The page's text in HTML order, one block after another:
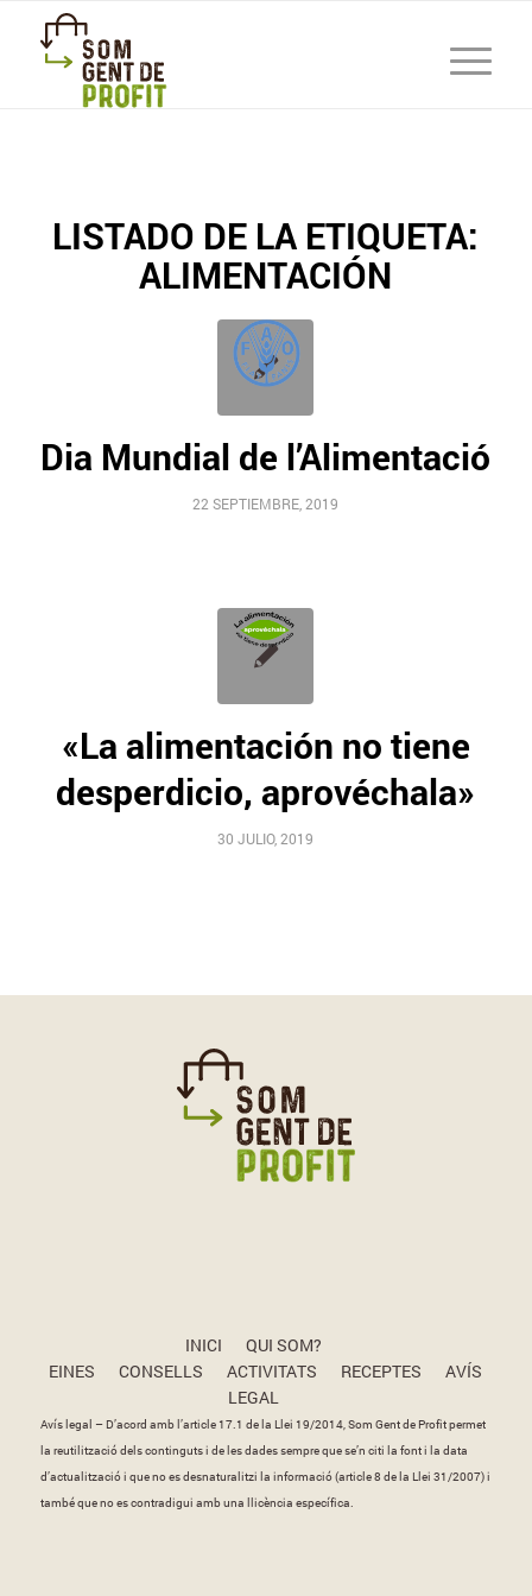
LISTADO DE LA ETIQUETA:
ALIMENTACIÓN
Dia Mundial de l’Alimentació
22 SEPTIEMBRE, 2019
«La alimentación no tiene
desperdicio, aprovéchala»
30 JULIO, 2019
INICI
QUI SOM?
EINES
CONSELLS ACTIVITATS RECEPTES
AVÍS
LEGAL
Avís legal – D’acord amb l’article 17.1 de la Llei 19/2014, Som Gent de Profit permet
la reutilització dels continguts i de les dades sempre que se’n citi la font i la data
d’actualització i que no es desnaturalitzi la informació (article 8 de la Llei 31/2007) i
també que no es contradigui amb una llicència específica.